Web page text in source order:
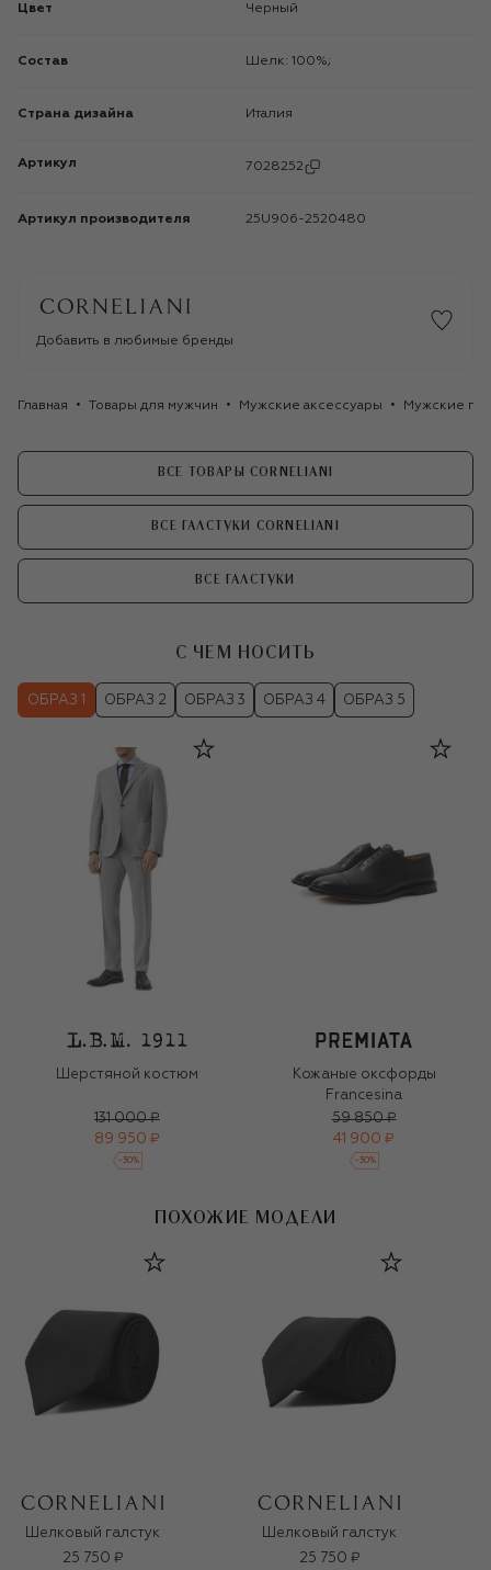
Цвет Черный
Состав Шелк: 100%;
Страна дизайна Италия
Артикул 7028252
Артикул производителя 25U906-2520480
Добавить в любимые бренды
Главная Товары для мужчин Мужские аксессуары Мужские
ВСЕ ТОВАРЫ CORNELIANI
ВСЕ ГАЛСТУКИ CORNELIANI
ВСЕ ГАЛСТУКИ
С ЧЕМ НОСИТЬ
ОБРАЗ 1 ОБРАЗ 2 ОБРАЗ 3 ОБРАЗ 4 ОБРАЗ 5
Шерстяной костюм
131 000 ₽
89 950 ₽
-30%
Кожаные оксфорды
Francesina
59 850 ₽
41 900 ₽
-30%
ПОХОЖИЕ МОДЕЛИ
Шелковый галстук
25 750 ₽
Шелковый галстук
25 750 ₽